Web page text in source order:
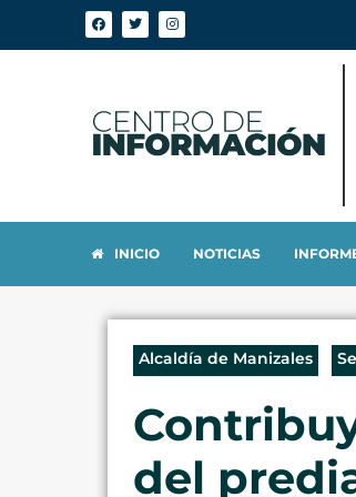
INICIO NOTICIAS
Alcaldía de Manizales
del